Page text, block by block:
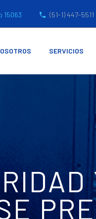
15063 (51-1) 447-5511
SERVICIOS